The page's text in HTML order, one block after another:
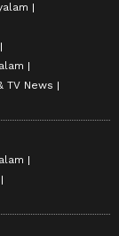
TV News